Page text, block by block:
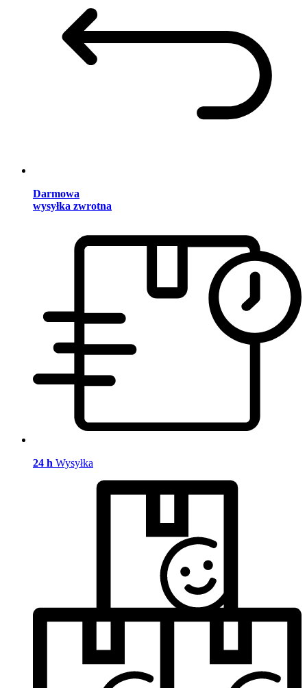
Darmowa
wysyłka zwrotna
24 h Wysyłka